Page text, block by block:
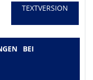
TEXTVERSION
BEI